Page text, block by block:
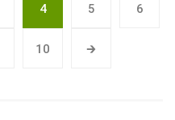
4 5 6
10 🡲